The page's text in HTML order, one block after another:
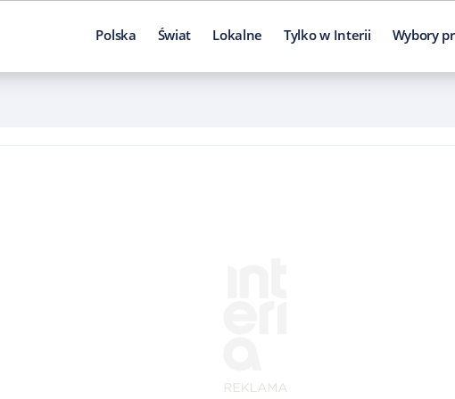
Polska Świat Lokalne Tylko w Interii Wybory